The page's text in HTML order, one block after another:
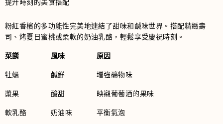
提升時刻的美食搭配
粉紅香檳的多功能性完美地連結了甜味和鹹味世界。搭配精緻壽
司、烤夏日蜜桃或柔軟的奶油乳酪，輕鬆享受慶祝時刻。
菜餚 風味 原因
牡蠣 鹹鮮 增強礦物味
漿果 酸甜 映襯葡萄酒的果味
軟乳酪 奶油味 平衡氣泡